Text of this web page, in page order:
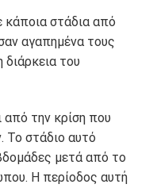
κάποια στάδια από
αγαπημένα τους
του
από την κρίση που
Το στάδιο αυτό
μετά από το
Η περίοδος αυτή